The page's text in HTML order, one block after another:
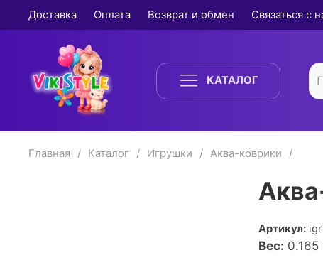
Доставка Оплата Возврат и обмен Связаться с
КАТАЛОГ
Главная Каталог Игрушки Аква-коврики
Артикул:
Вес: 0.165